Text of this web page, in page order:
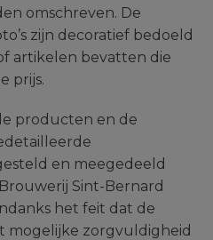
omschreven. De
zijn decoratief bedoeld
artikelen bevatten die
prijs.
producten en de
en meegedeeld
Sint-Bernard
het feit dat de
mogelijke zorgvuldigheid